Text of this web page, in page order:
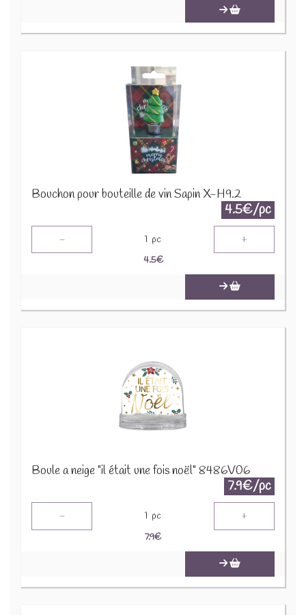
Bouchon pour bouteille de vin Sapin X-H9.2
4.5€/pc
- 1 pc +
4.5€
Boule a neige "il était une fois noël" 8486V06
7.9€/pc
- 1 pc +
7.9€